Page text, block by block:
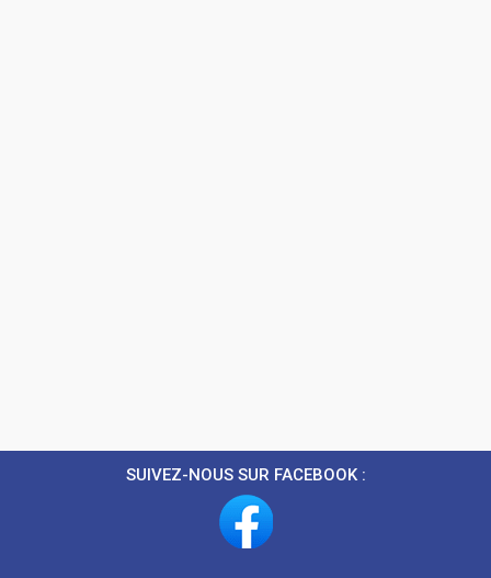
SUIVEZ-NOUS SUR FACEBOOK :